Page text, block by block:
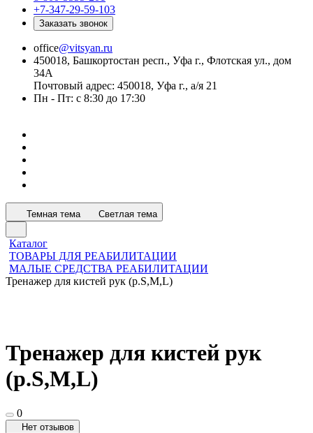
+7-347-29-59-103
Заказать звонок
office@vitsyan.ru
450018, Башкортостан респ., Уфа г., Флотская ул., дом
34А
Почтовый адрес: 450018, Уфа г., а/я 21
Пн - Пт: с 8:30 до 17:30
Темная тема Светлая тема
Каталог
ТОВАРЫ ДЛЯ РЕАБИЛИТАЦИИ
МАЛЫЕ СРЕДСТВА РЕАБИЛИТАЦИИ
Тренажер для кистей рук (р.S,M,L)
Тренажер для кистей рук
(р.S,M,L)
0
Нет отзывов